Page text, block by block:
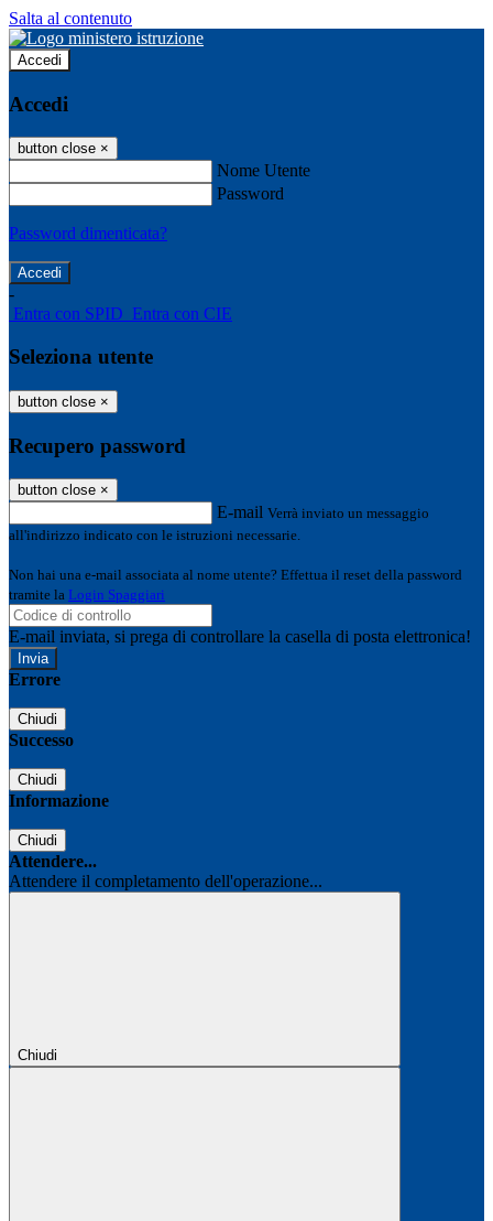
Salta al contenuto
Accedi
Accedi
button close ×
Nome Utente
Password
Password dimenticata?
-
Entra con SPID Entra con CIE
Seleziona utente
button close ×
Recupero password
button close ×
E-mail Verrà inviato un messaggio
all'indirizzo indicato con le istruzioni necessarie.
Non hai una e-mail associata al nome utente? Effettua il reset della password
tramite la Login Spaggiari
E-mail inviata, si prega di controllare la casella di posta elettronica!
Errore
Chiudi
Successo
Chiudi
Informazione
Chiudi
Attendere...
Attendere il completamento dell'operazione...
Chiudi